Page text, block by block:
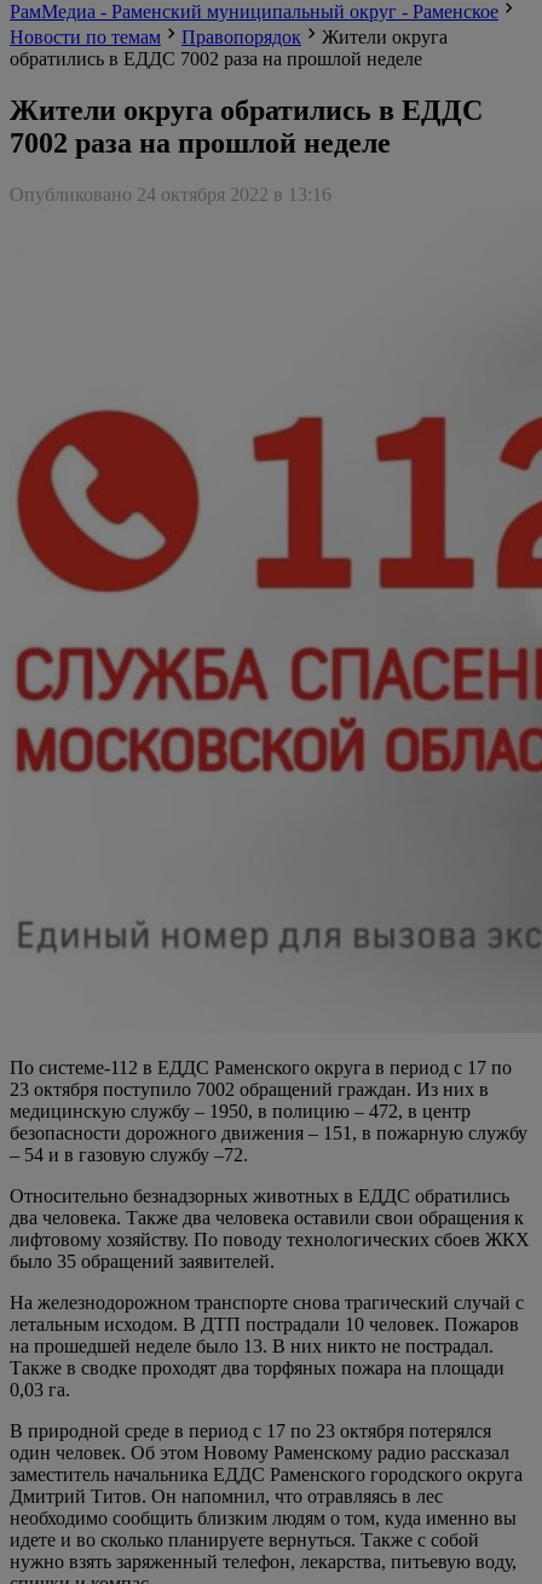
РамМедиа - Раменский муниципальный округ - Раменское
Новости по темам
Правопорядок
Жители округа
обратились в ЕДДС 7002 раза на прошлой неделе
Жители округа обратились в ЕДДС
7002 раза на прошлой неделе
Опубликовано 24 октября 2022 в 13:16
По системе-112 в ЕДДС Раменского округа в период с 17 по
23 октября поступило 7002 обращений граждан. Из них в
медицинскую службу – 1950, в полицию – 472, в центр
безопасности дорожного движения – 151, в пожарную службу
– 54 и в газовую службу –72.
Относительно безнадзорных животных в ЕДДС обратились
два человека. Также два человека оставили свои обращения к
лифтовому хозяйству. По поводу технологических сбоев ЖКХ
было 35 обращений заявителей.
На железнодорожном транспорте снова трагический случай с
летальным исходом. В ДТП пострадали 10 человек. Пожаров
на прошедшей неделе было 13. В них никто не пострадал.
Также в сводке проходят два торфяных пожара на площади
0,03 га.
В природной среде в период с 17 по 23 октября потерялся
один человек. Об этом Новому Раменскому радио рассказал
заместитель начальника ЕДДС Раменского городского округа
Дмитрий Титов. Он напомнил, что отравляясь в лес
необходимо сообщить близким людям о том, куда именно вы
идете и во сколько планируете вернуться. Также с собой
нужно взять заряженный телефон, лекарства, питьевую воду,